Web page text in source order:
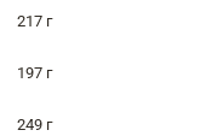
217 г
197 г
249 г